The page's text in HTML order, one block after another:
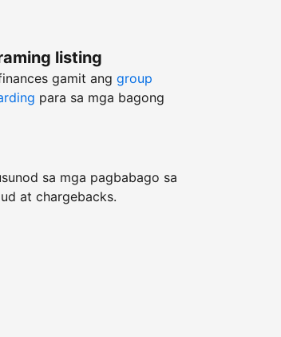
listing
gamit ang group
para sa mga bagong
sa mga pagbabago sa
at chargebacks.